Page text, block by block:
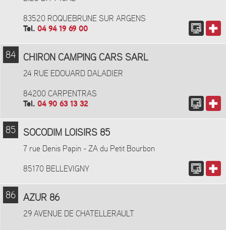
83520 ROQUEBRUNE SUR ARGENS
Tel. 04 94 19 69 00
84 CHIRON CAMPING CARS SARL
24 RUE EDOUARD DALADIER
84200 CARPENTRAS
Tel. 04 90 63 13 32
85 SOCODIM LOISIRS 85
7 rue Denis Papin - ZA du Petit Bourbon
85170 BELLEVIGNY
86 AZUR 86
29 AVENUE DE CHATELLERAULT